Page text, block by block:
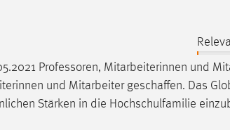
Professoren, Mitarbeiterinnen und
und Mitarbeiter geschaffen. Das
Stärken in die Hochschulfamilie